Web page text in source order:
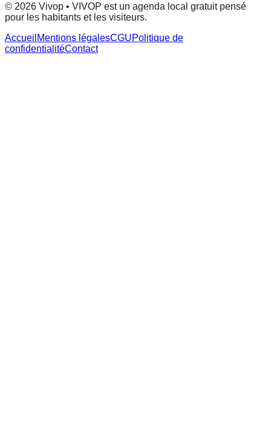
© 2026 Vivop • VIVOP est un agenda local gratuit pensé
pour les habitants et les visiteurs.
Accueil Mentions légalesCGUPolitique de
confidentialitéContact